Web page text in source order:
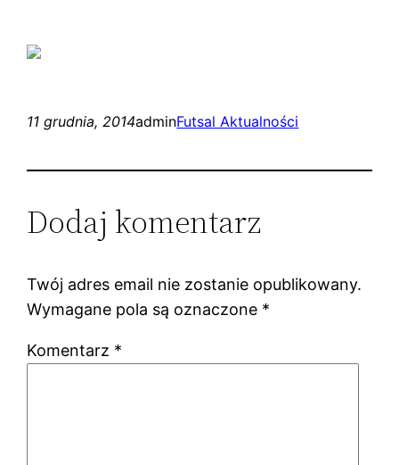
11 grudnia, 2014adminFutsal Aktualności
Dodaj komentarz
Twój adres email nie zostanie opublikowany.
Wymagane pola są oznaczone *
Komentarz *